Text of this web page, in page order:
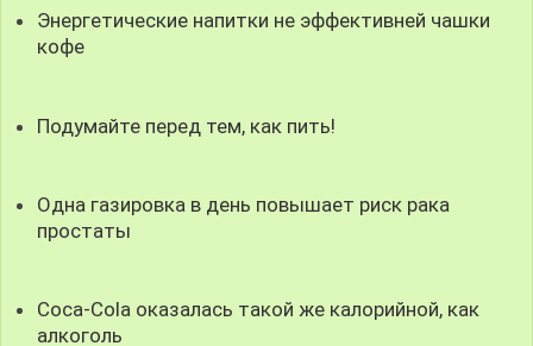
Энергетические напитки не эффективней чашки
кофе
Подумайте перед тем, как пить!
Одна газировка в день повышает риск рака
простаты
Coca-Cola оказалась такой же калорийной, как
алкоголь